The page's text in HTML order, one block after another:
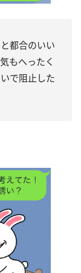
都合のいい
もへったく
で阻止した